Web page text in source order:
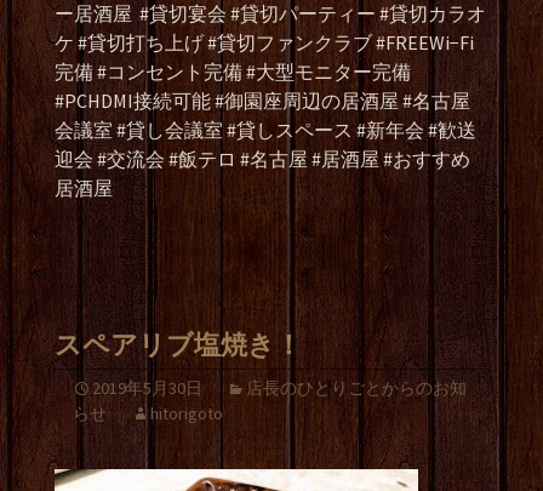
ー居酒屋 #貸切宴会 #貸切パーティー #貸切カラオ
ケ #貸切打ち上げ #貸切ファンクラブ #FREEWi−Fi
完備 #コンセント完備 #大型モニター完備
#PCHDMI接続可能 #御園座周辺の居酒屋 #名古屋
会議室 #貸し会議室 #貸しスペース #新年会 #歓送
迎会 #交流会 #飯テロ #名古屋 #居酒屋 #おすすめ
居酒屋
スペアリブ塩焼き！
2019年5月30日
店長のひとりごとからのお知
らせ
hitorigoto